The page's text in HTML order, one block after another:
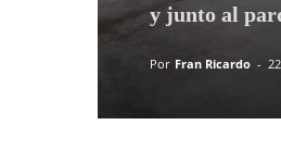
y junto al
Por Fran Ricardo -